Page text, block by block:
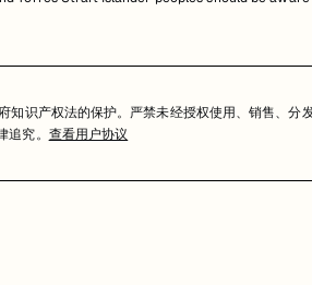
识产权法的保护。严禁未经授权使用、销售、
究。 查看用户协议